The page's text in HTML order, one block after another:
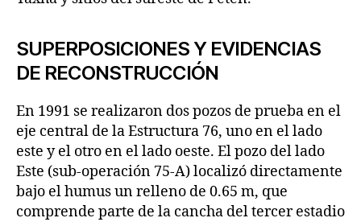
SUPERPOSICIONES Y EVIDENCIAS
DE RECONSTRUCCIÓN
En 1991 se realizaron dos pozos de prueba en el
eje central de la Estructura 76, uno en el lado
este y el otro en el lado oeste. El pozo del lado
Este (sub-operación 75-A) localizó directamente
bajo el humus un relleno de 0.65 m, que
comprende parte de la cancha del tercer estadio